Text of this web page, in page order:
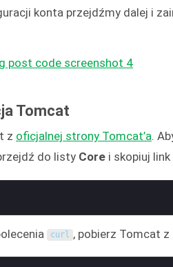
konta przejdźmy dalej i
Tomcat
z oficjalnej strony Tomcat’a.
do listy Core i skopiuj
curl , pobierz Tomcat